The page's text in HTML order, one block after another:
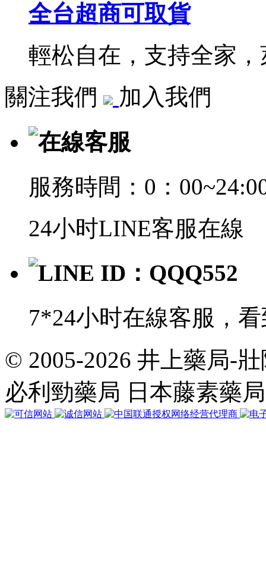
全台超商可取貨
輕松自在，支持全家
關注我們
加入我們
在線客服
服務時間：0：
24小时LINE客服在線
LINE ID：QQQ552
7*24小时在線客服，
共
行
32
個
查
© 2005-2026 井上藥局-
必利勁藥局 日本藤素藥